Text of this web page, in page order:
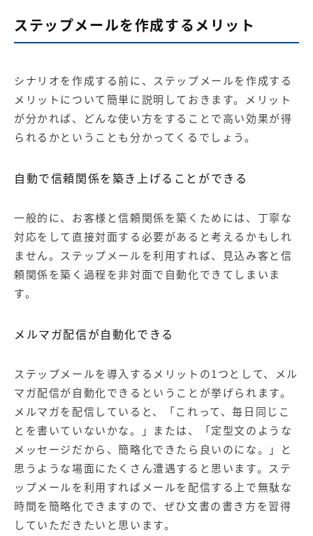
ステップメールを作成するメリット
シナリオを作成する前に、ステップメールを作成する
メリットについて簡単に説明しておきます。メリット
が分かれば、どんな使い方をすることで高い効果が得
られるかということも分かってくるでしょう。
自動で信頼関係を築き上げることができる
一般的に、お客様と信頼関係を築くためには、丁寧な
対応をして直接対面する必要があると考えるかもしれ
ません。ステップメールを利用すれば、見込み客と信
頼関係を築く過程を非対面で自動化できてしまいま
す。
メルマガ配信が自動化できる
ステップメールを導入するメリットの1つとして、メル
マガ配信が自動化できるということが挙げられます。
メルマガを配信していると、「これって、毎日同じこ
とを書いていないかな。」または、「定型文のような
メッセージだから、簡略化できたら良いのにな。」と
思うような場面にたくさん遭遇すると思います。ステ
ップメールを利用すればメールを配信する上で無駄な
時間を簡略化できますので、ぜひ文書の書き方を習得
していただきたいと思います。